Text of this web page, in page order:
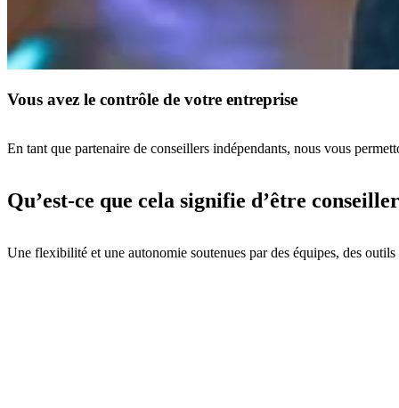
Vous avez le contrôle de votre entreprise
En tant que partenaire de conseillers indépendants, nous vous
Qu’est-ce que cela signifie d’être
Une flexibilité et une autonomie soutenues par des équipes, des